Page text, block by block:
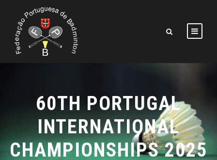
60TH PORTUGAL
INTERNATIONAL
CHAMPIONSHIPS 2025